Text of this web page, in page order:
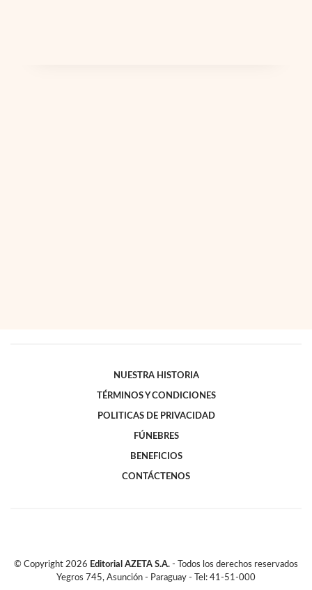
NUESTRA HISTORIA
TÉRMINOS Y CONDICIONES
POLITICAS DE PRIVACIDAD
FÚNEBRES
BENEFICIOS
CONTÁCTENOS
© Copyright 2026 Editorial AZETA S.A. - Todos los derechos reservados
Yegros 745, Asunción - Paraguay - Tel: 41-51-000